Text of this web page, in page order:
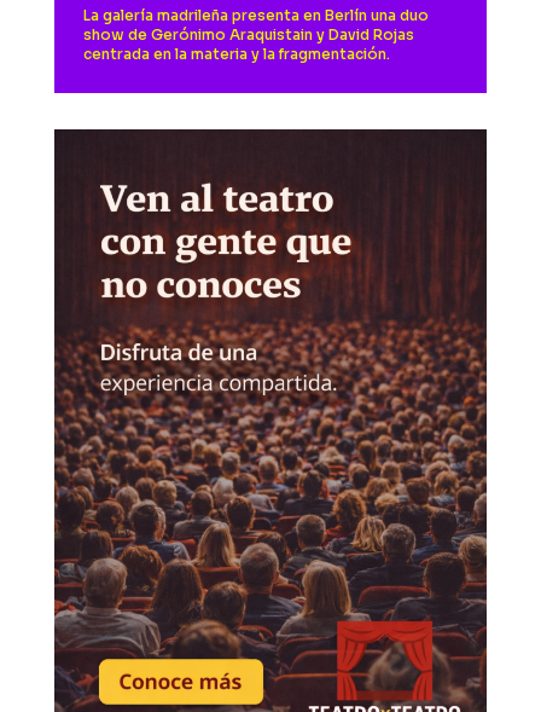
La galería madrileña presenta en Berlín una duo
show de Gerónimo Araquistain y David Rojas
centrada en la materia y la fragmentación.